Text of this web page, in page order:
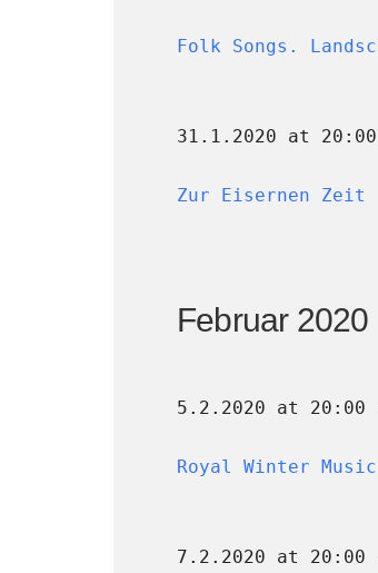
Folk Songs.
31.1.2020 at
Zur Eisernen Zeit
Februar 2020
5.2.2020 at 20:00
Royal Winter Music
7.2.2020 at 20:00